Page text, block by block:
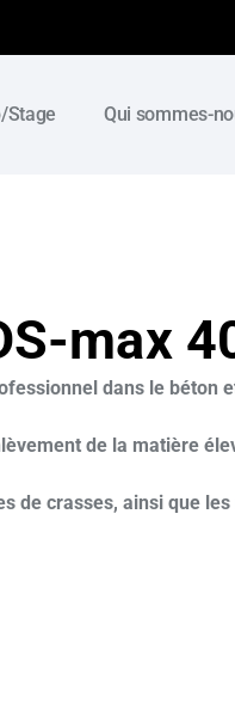
Stage Qui sommes-
max
dans le béton
de la matière
de crasses, ainsi que